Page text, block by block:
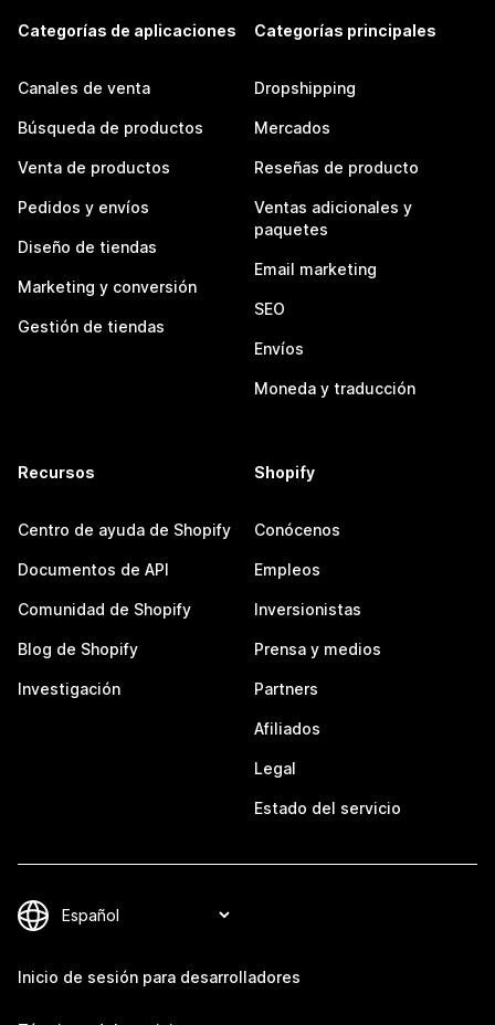
Categorías de aplicaciones
Canales de venta
Búsqueda de productos
Venta de productos
Pedidos y envíos
Diseño de tiendas
Marketing y conversión
Gestión de tiendas
Categorías principales
Dropshipping
Mercados
Reseñas de producto
Ventas adicionales y
paquetes
Email marketing
SEO
Envíos
Moneda y traducción
Recursos
Centro de ayuda de Shopify
Documentos de API
Comunidad de Shopify
Blog de Shopify
Investigación
Shopify
Conócenos
Empleos
Inversionistas
Prensa y medios
Partners
Afiliados
Legal
Estado del servicio
Inicio de sesión para desarrolladores